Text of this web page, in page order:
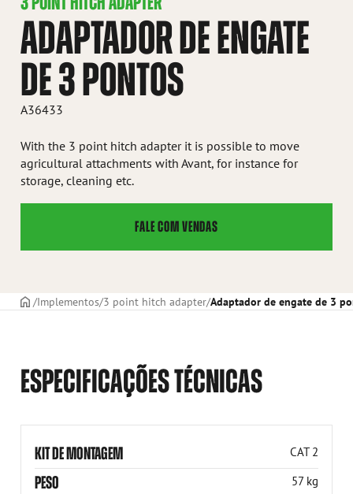
ADAPTADOR DE ENGATE
DE 3 PONTOS
A36433
With the 3 point hitch adapter it is possible to move
agricultural attachments with Avant, for instance for
storage, cleaning etc.
FALE COM VENDAS
CAPAImplementos 3 point hitch adapter Adaptador de engate de 3
ESPECIFICAÇÕES TÉCNICAS
KIT DE MONTAGEM CAT 2
PESO 57 kg